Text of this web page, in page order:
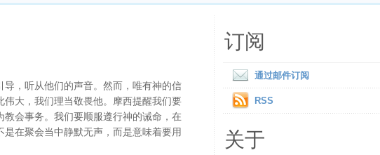
，听从他们的声音。然而，唯有神的信
大，我们理当敬畏他。摩西提醒我们要
会事务。我们要顺服遵行神的诫命，在
在聚会当中静默无声，而是意味着要用
订阅
通过邮件订阅
RSS
关于